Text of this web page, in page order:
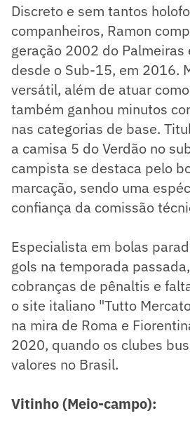
Discreto e sem tantos
companheiros, Ramon
geração 2002 do Palmeiras
desde o Sub-15, em 2016.
versátil, além de atuar
também ganhou minutos
nas categorias de base.
a camisa 5 do Verdão no
campista se destaca pelo
marcação, sendo uma
confiança da comissão
Especialista em bolas
gols na temporada
cobranças de pênaltis e
o site italiano "Tutto
na mira de Roma e
2020, quando os clubes
valores no Brasil.
Vitinho (Meio-campo):